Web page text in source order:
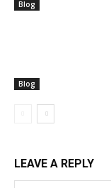
Blog
Blog
LEAVE A REPLY